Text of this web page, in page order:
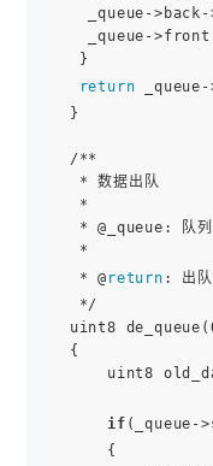
_queue->back-
_queue->front
}
return
}
/**
* 数据出队
*
* @_queue: 队列
*
* @ return : 出
*/
uint8
{
uint8
if (_queue-
{